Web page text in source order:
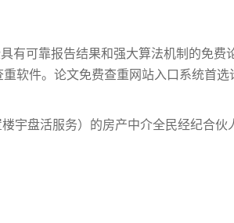
有可靠报告结果和强大算法机制的免费
软件。论文免费查重网站入口系统首选
宇盘活服务）的房产中介全民经纪合伙